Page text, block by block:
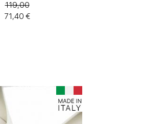
119,00
71,40 €